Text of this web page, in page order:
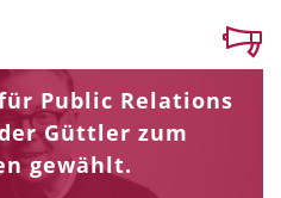
Public Relations
Güttler zum
gewählt.